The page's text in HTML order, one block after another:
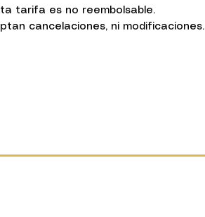
tarifa es no reembolsable.
cancelaciones, ni modificaciones.